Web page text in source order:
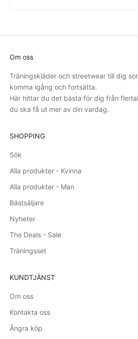
Om oss
Träningskläder och streetwear till dig
komma igång och fortsätta.
Här hittar du det bästa för dig från
du ska få ut mer av din vardag.
SHOPPING
Sök
Alla produkter - Kvinna
Alla produkter - Man
Bästsäljare
Nyheter
The Deals - Sale
Träningsset
KUNDTJÄNST
Om oss
Kontakta oss
Ångra köp